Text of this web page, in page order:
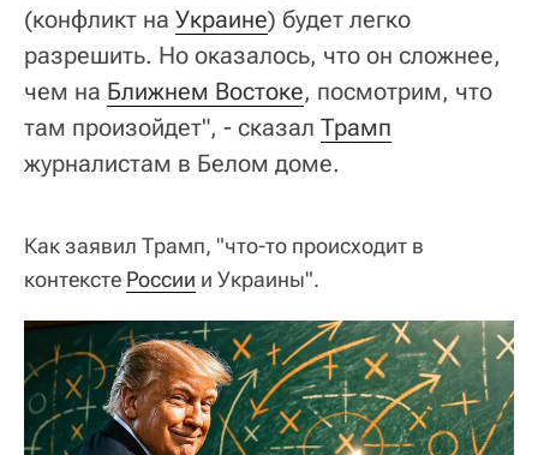
(конфликт на Украине) будет легко
разрешить. Но оказалось, что он сложнее,
чем на Ближнем Востоке, посмотрим, что
там произойдет", - сказал Трамп
журналистам в Белом доме.
Как заявил Трамп, "что-то происходит в
контексте России и Украины".